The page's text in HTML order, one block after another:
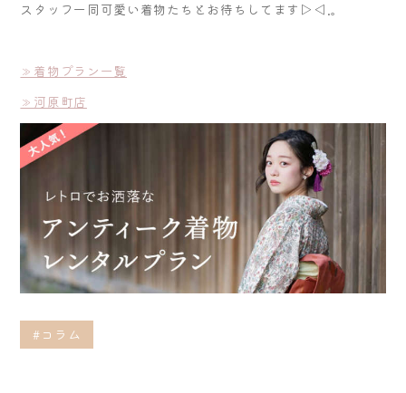
スタッフ一同可愛い着物たちとお待ちしてます▷◁.｡
≫着物プラン一覧
≫河原町店
#コラム